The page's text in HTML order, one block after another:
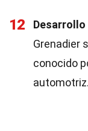
12
Grenadier
conocido
automotriz.